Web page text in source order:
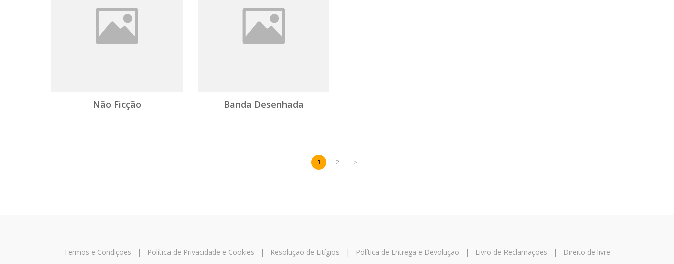
Não Ficção Banda Desenhada
1 2 >
Termos e Condições | Política de Privacidade e Cookies | Resolução de Litígios | Política de Entrega e Devolução | Livro de Reclamações |
Direito de livre